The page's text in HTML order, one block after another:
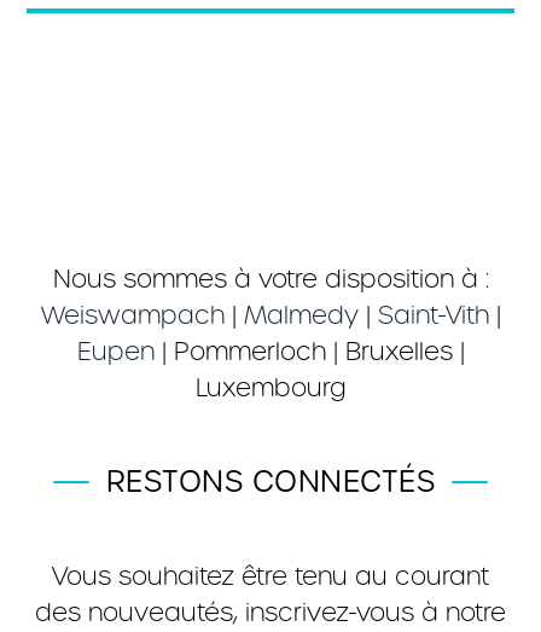
Nous sommes à votre disposition à :
Weiswampach| Malmedy| Saint-Vith|
Eupen| Pommerloch | Bruxelles |
Luxembourg
RESTONS CONNECTÉS
Vous souhaitez être tenu au courant
des nouveautés, inscrivez-vous à notre